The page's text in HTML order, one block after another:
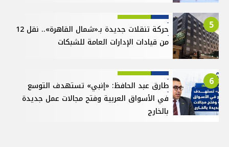
5
حركة تنقلات جديدة بـ«شمال القاهرة».. نقل 12
من قيادات الإدارات العامة للشبكات
6
طارق عبد الحافظ: «إنبي» تستهدف التوسع
في الأسواق العربية وفتح مجالات عمل جديدة
بالخارج